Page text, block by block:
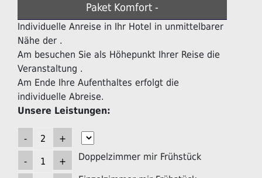
Paket Komfort -
Individuelle Anreise in Ihr Hotel in unmittelbarer
Nähe der .
Am besuchen Sie als Höhepunkt Ihrer Reise die
Veranstaltung .
Am Ende Ihre Aufenthaltes erfolgt die
individuelle Abreise.
Unsere Leistungen:
Doppelzimmer mir Frühstück